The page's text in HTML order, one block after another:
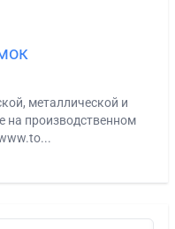
металлической и
на производственном